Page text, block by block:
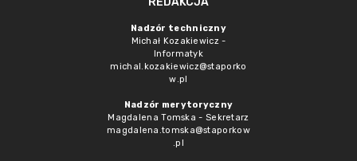
Nadzór techniczny
Michał Kozakiewicz -
Informatyk
michal.kozakiewicz@staporko
w.pl
Nadzór merytoryczny
Magdalena Tomska - Sekretarz
magdalena.tomska@staporkow
.pl